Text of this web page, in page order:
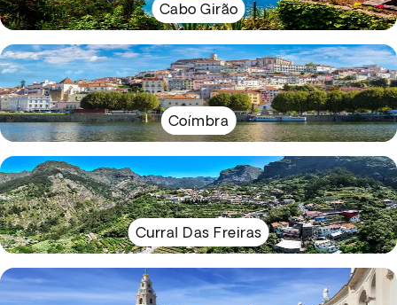
Cabo Girão
Coímbra
Curral Das Freiras